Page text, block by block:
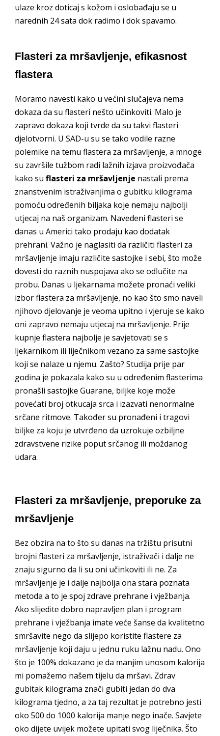
ulaze kroz doticaj s kožom i oslobađaju se u
narednih 24 sata dok radimo i dok spavamo.
Flasteri za mršavljenje, efikasnost
flastera
Moramo navesti kako u većini slučajeva nema
dokaza da su flasteri nešto učinkoviti. Malo je
zapravo dokaza koji tvrde da su takvi flasteri
djelotvorni. U SAD-u su se tako vodile razne
polemike na temu flastera za mršavljenje, a mnoge
su završile tužbom radi lažnih izjava proizvođača
kako su flasteri za mršavljenje nastali prema
znanstvenim istraživanjima o gubitku kilograma
pomoću određenih biljaka koje nemaju najbolji
utjecaj na naš organizam. Navedeni flasteri se
danas u Americi tako prodaju kao dodatak
prehrani. Važno je naglasiti da različiti flasteri za
mršavljenje imaju različite sastojke i sebi, što može
dovesti do raznih nuspojava ako se odlučite na
probu. Danas u ljekarnama možete pronaći veliki
izbor flastera za mršavljenje, no kao što smo naveli
njihovo djelovanje je veoma upitno i vjeruje se kako
oni zapravo nemaju utjecaj na mršavljenje. Prije
kupnje flastera najbolje je savjetovati se s
ljekarnikom ili liječnikom vezano za same sastojke
koji se nalaze u njemu. Zašto? Studija prije par
godina je pokazala kako su u određenim flasterima
pronašli sastojke Guarane, biljke koje može
povećati broj otkucaja srca i izazvati nenormalne
srčane ritmove. Također su pronađeni i tragovi
biljke za koju je utvrđeno da uzrokuje ozbiljne
zdravstvene rizike poput srčanog ili moždanog
udara.
Flasteri za mršavljenje, preporuke za
mršavljenje
Bez obzira na to što su danas na tržištu prisutni
brojni flasteri za mršavljenje, istraživači i dalje ne
znaju sigurno da li su oni učinkoviti ili ne. Za
mršavljenje je i dalje najbolja ona stara poznata
metoda a to je spoj zdrave prehrane i vježbanja.
Ako slijedite dobro napravljen plan i program
prehrane i vježbanja imate veće šanse da kvalitetno
smršavite nego da slijepo koristite flastere za
mršavljenje koji daju u jednu ruku lažnu nadu. Ono
što je 100% dokazano je da manjim unosom kalorija
mi pomažemo našem tijelu da mršavi. Zdrav
gubitak kilograma znači gubiti jedan do dva
kilograma tjedno, a za taj rezultat je potrebno jesti
oko 500 do 1000 kalorija manje nego inače. Savjete
oko dijete uvijek možete upitati svog liječnika. Što